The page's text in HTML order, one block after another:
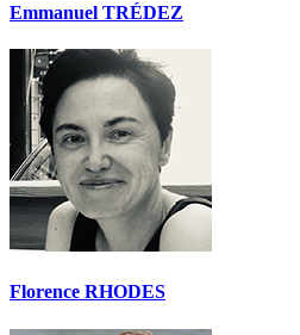
Emmanuel TRÉDEZ
Florence RHODES